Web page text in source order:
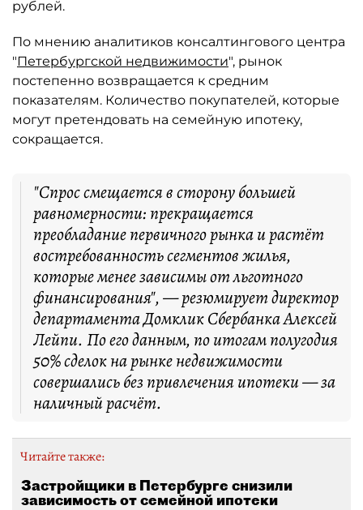
рублей.
По мнению аналитиков консалтингового центра
"Петербургской недвижимости", рынок
постепенно возвращается к средним
показателям. Количество покупателей, которые
могут претендовать на семейную ипотеку,
сокращается.
"Спрос смещается в сторону большей
равномерности: прекращается
преобладание первичного рынка и растёт
востребованность сегментов жилья,
которые менее зависимы от льготного
финансирования", — резюмирует директор
департамента Домклик Сбербанка Алексей
Лейпи. По его данным, по итогам полугодия
50% сделок на рынке недвижимости
совершались без привлечения ипотеки — за
наличный расчёт.
Читайте также:
Застройщики в Петербурге снизили
зависимость от семейной ипотеки